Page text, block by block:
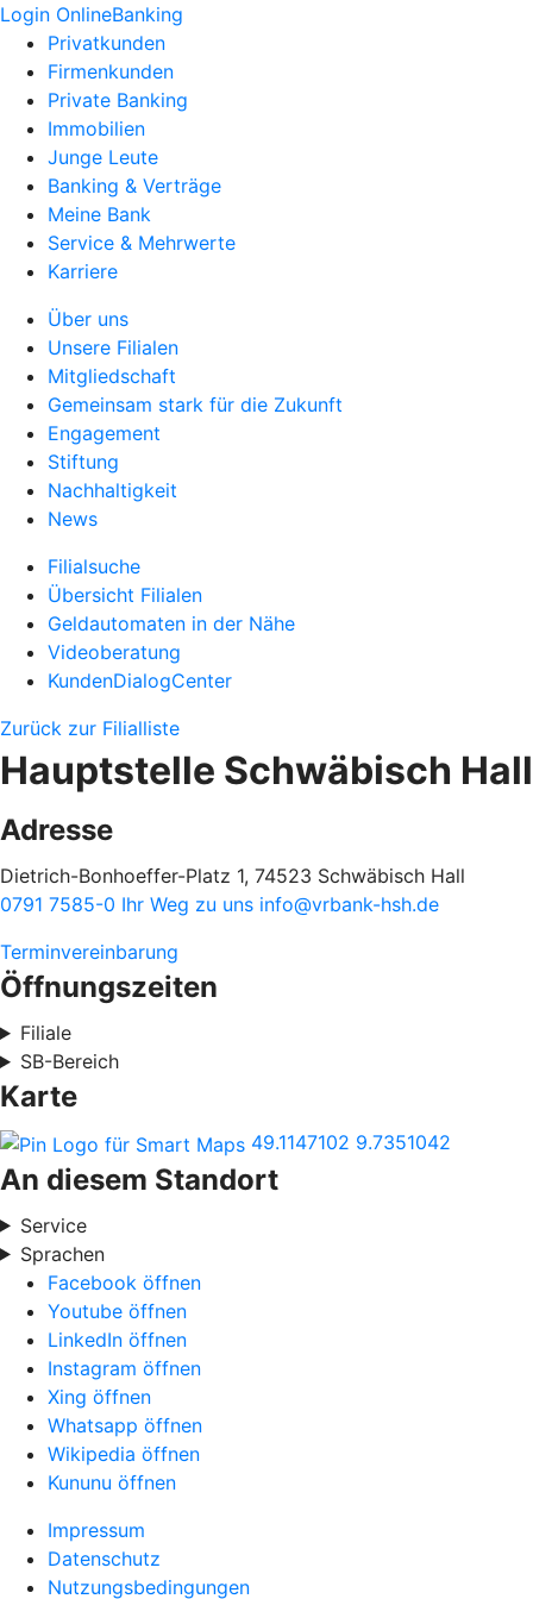
Login OnlineBanking
Privatkunden
Firmenkunden
Private Banking
Immobilien
Junge Leute
Banking & Verträge
Meine Bank
Service & Mehrwerte
Karriere
Über uns
Unsere Filialen
Mitgliedschaft
Gemeinsam stark für die Zukunft
Engagement
Stiftung
Nachhaltigkeit
News
Filialsuche
Übersicht Filialen
Geldautomaten in der Nähe
Videoberatung
KundenDialogCenter
Zurück zur Filialliste
Hauptstelle Schwäbisch Hall
Adresse
Dietrich-Bonhoeffer-Platz 1, 74523 Schwäbisch Hall
0791 7585-0 Ihr Weg zu uns info@vrbank-hsh.de
Terminvereinbarung
Öffnungszeiten
Filiale
SB-Bereich
Karte
49.1147102 9.7351042
An diesem Standort
Service
Sprachen
Facebook öffnen
Youtube öffnen
LinkedIn öffnen
Instagram öffnen
Xing öffnen
Whatsapp öffnen
Wikipedia öffnen
Kununu öffnen
Impressum
Datenschutz
Nutzungsbedingungen